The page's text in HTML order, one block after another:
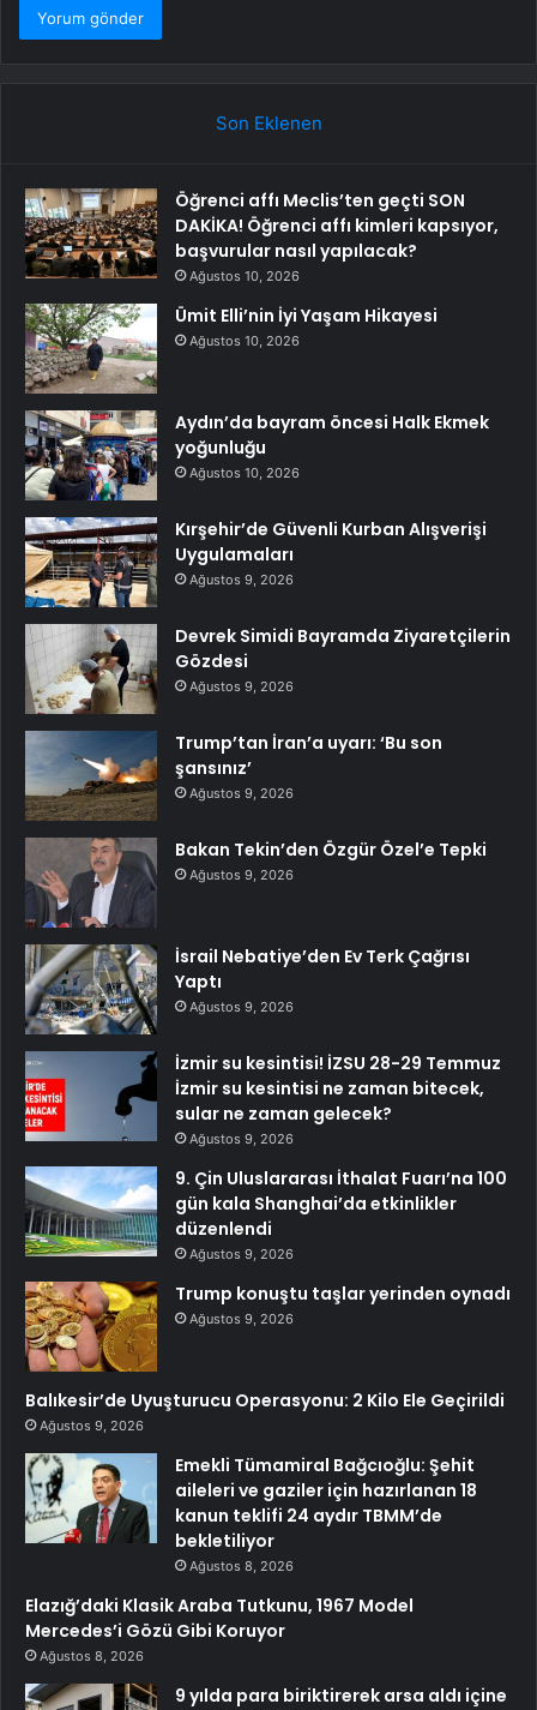
Son Eklenen
Öğrenci affı Meclis’ten geçti SON
DAKİKA! Öğrenci affı kimleri kapsıyor,
başvurular nasıl yapılacak?
Ağustos 10, 2026
Ümit Elli’nin İyi Yaşam Hikayesi
Ağustos 10, 2026
Aydın’da bayram öncesi Halk Ekmek
yoğunluğu
Ağustos 10, 2026
Kırşehir’de Güvenli Kurban Alışverişi
Uygulamaları
Ağustos 9, 2026
Devrek Simidi Bayramda Ziyaretçilerin
Gözdesi
Ağustos 9, 2026
Trump’tan İran’a uyarı: ‘Bu son
şansınız’
Ağustos 9, 2026
Bakan Tekin’den Özgür Özel’e Tepki
Ağustos 9, 2026
İsrail Nebatiye’den Ev Terk Çağrısı
Yaptı
Ağustos 9, 2026
İzmir su kesintisi! İZSU 28-29 Temmuz
İzmir su kesintisi ne zaman bitecek,
sular ne zaman gelecek?
Ağustos 9, 2026
9. Çin Uluslararası İthalat Fuarı’na 100
gün kala Shanghai’da etkinlikler
düzenlendi
Ağustos 9, 2026
Trump konuştu taşlar yerinden oynadı
Ağustos 9, 2026
Balıkesir’de Uyuşturucu Operasyonu: 2 Kilo Ele Geçirildi
Ağustos 9, 2026
Emekli Tümamiral Bağcıoğlu: Şehit
aileleri ve gaziler için hazırlanan 18
kanun teklifi 24 aydır TBMM’de
bekletiliyor
Ağustos 8, 2026
Elazığ’daki Klasik Araba Tutkunu, 1967 Model
Mercedes’i Gözü Gibi Koruyor
Ağustos 8, 2026
9 yılda para biriktirerek arsa aldı içine